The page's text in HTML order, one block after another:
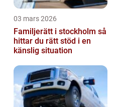
03 mars 2026
Familjerätt i stockholm så
hittar du rätt stöd i en
känslig situation